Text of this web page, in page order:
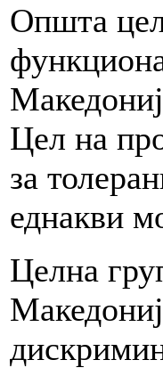
Општа
Цел на
за
еднакви
Целна